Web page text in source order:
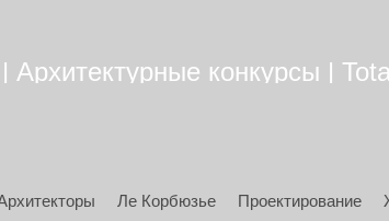
Архитектурные конкурсы |
Ле Корбюзье Проектирование